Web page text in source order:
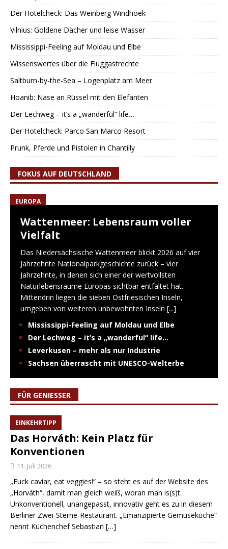
Der Hotelcheck: Das Weinberg Windhoek
Vilnius: Goldene Dächer und leise Wasser
Mississippi-Feeling auf Moldau und Elbe
Wissenswertes über die Fluggastrechte
Saltburn-by-the-Sea – Logenplatz am Meer
Hoanib: Nase an Rüssel mit den Elefanten
Der Lechweg – it’s a „wanderful“ life…
Der Hotelcheck: Parco San Marco Resort
Prunk, Pferde und Pistolen in Chantilly
FOKUS AUF DEUTSCHLAND
EUROPA
Wattenmeer: Lebensraum voller
Vielfalt
Das Niedersächsische Wattenmeer blickt 2026 auf vier
Jahrzehnte Nationalparkgeschichte zurück – vier
Jahrzehnte, in denen sich einer der wertvollsten
Naturlebensräume Europas sichtbar entfaltet hat.
Mittendrin liegen die sieben Ostfriesischen Inseln,
umgeben von weiteren unbewohnten Inseln [...]
Mississippi-Feeling auf Moldau und Elbe
Der Lechweg – it’s a „wanderful“ life…
Leverkusen – mehr als nur Industrie
Sachsen überrascht mit UNESCO-Welterbe
FÜR GENIESSER
EINKEHRTIPP
Das Horváth: Kein Platz für
Konventionen
11. Juli 2026
„Fuck caviar, eat veggies!“ – so steht es auf der Website des
„Horváth“, damit man gleich weiß, woran man is(s)t.
Unkonventionell, unangepasst, innovativ geht es zu in diesem
Berliner Zwei-Sterne-Restaurant. „Emanzipierte Gemüseküche“
nennt Küchenchef Sebastian […]